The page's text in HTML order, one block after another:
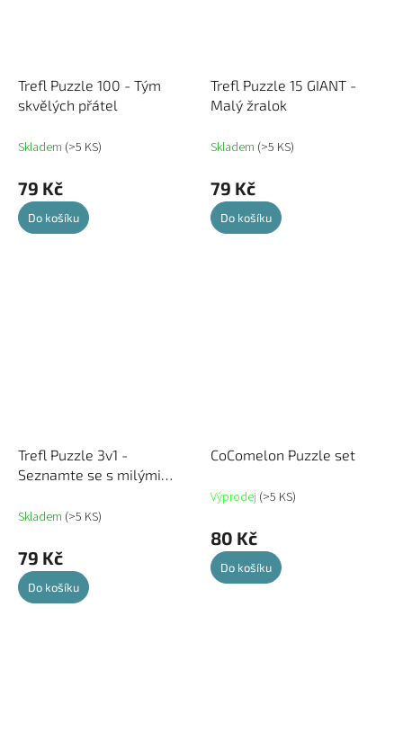
Trefl Puzzle 100 - Tým
skvělých přátel
Skladem (>5 KS)
79 Kč
Do košíku
Trefl Puzzle 15 GIANT -
Malý žralok
Skladem (>5 KS)
79 Kč
Do košíku
Trefl Puzzle 3v1 -
Seznamte se s milými
Skladem (>5 KS)
79 Kč
Do košíku
CoComelon Puzzle set
Výprodej (>5 KS)
80 Kč
Do košíku